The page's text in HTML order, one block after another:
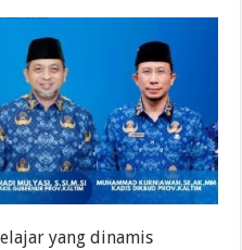
yang dinamis